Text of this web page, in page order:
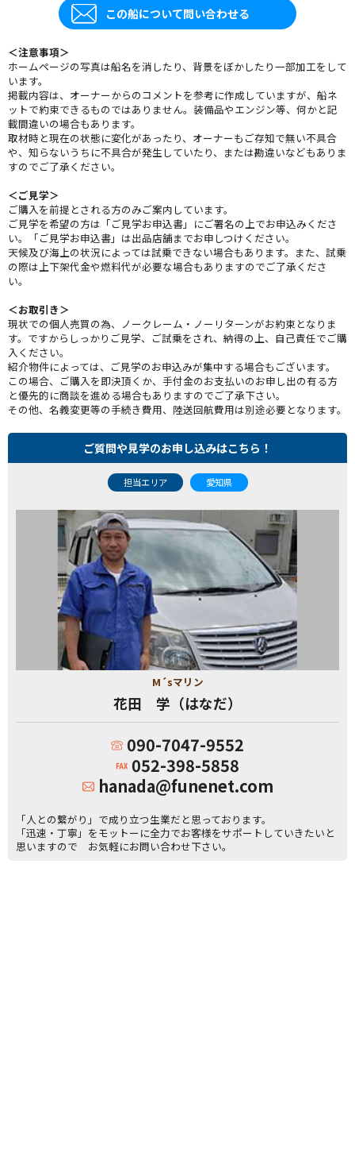
この船について問い合わせる
＜注意事項＞
ホームページの写真は船名を消したり、背景をぼかしたり一部加工をして
います。
掲載内容は、オーナーからのコメントを参考に作成していますが、船ネ
ットで約束できるものではありません。装備品やエンジン等、何かと記
載間違いの場合もあります。
取材時と現在の状態に変化があったり、オーナーもご存知で無い不具合
や、知らないうちに不具合が発生していたり、または勘違いなどもありま
すのでご了承ください。
＜ご見学＞
ご購入を前提とされる方のみご案内しています。
ご見学を希望の方は「ご見学お申込書」にご署名の上でお申込みくださ
い。「ご見学お申込書」は出品店舗までお申しつけください。
天候及び海上の状況によっては試乗できない場合もあります。また、試乗
の際は上下架代金や燃料代が必要な場合もありますのでご了承くださ
い。
＜お取引き＞
現状での個人売買の為、ノークレーム・ノーリターンがお約束となりま
す。ですからしっかりご見学、ご試乗をされ、納得の上、自己責任でご購
入ください。
紹介物件によっては、ご見学のお申込みが集中する場合もございます。
この場合、ご購入を即決頂くか、手付金のお支払いのお申し出の有る方
と優先的に商談を進める場合もありますのでご了承下さい。
その他、名義変更等の手続き費用、陸送回航費用は別途必要となります。
ご質問や見学のお申し込みはこちら！
担当エリア 愛知県
M´sマリン
花田 学（はなだ）
090-7047-9552
052-398-5858
hanada@funenet.com
「人との繋がり」で成り立つ生業だと思っております。
「迅速・丁寧」をモットーに全力でお客様をサポートしていきたいと
思いますので お気軽にお問い合わせ下さい。